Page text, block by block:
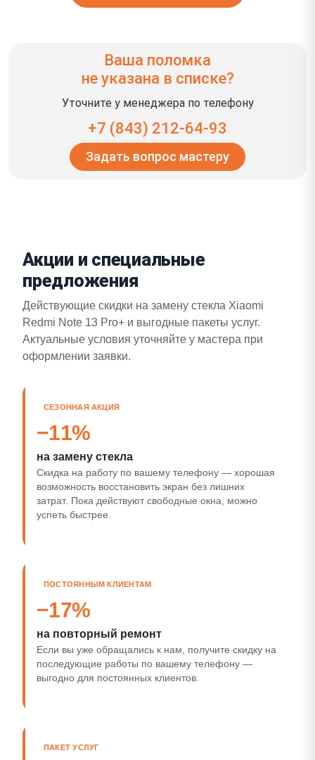
Ваша поломка
не указана в списке?
Уточните у менеджера по телефону
+7 (843) 212-64-93
Задать вопрос мастеру
Акции и специальные
предложения
Действующие скидки на замену стекла Xiaomi
Redmi Note 13 Pro+ и выгодные пакеты услуг.
Актуальные условия уточняйте у мастера при
оформлении заявки.
СЕЗОННАЯ АКЦИЯ
−11%
на замену стекла
Скидка на работу по вашему телефону — хорошая
возможность восстановить экран без лишних
затрат. Пока действуют свободные окна, можно
успеть быстрее.
ПОСТОЯННЫМ КЛИЕНТАМ
−17%
на повторный ремонт
Если вы уже обращались к нам, получите скидку на
последующие работы по вашему телефону —
выгодно для постоянных клиентов.
ПАКЕТ УСЛУГ